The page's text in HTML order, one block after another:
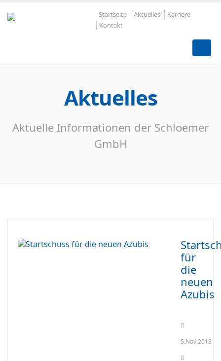
Startseite Aktuelles
Karriere
Kontakt
Aktuelles
Aktuelle Informationen der Schloemer
GmbH
für
die
neuen
Azubis
5.Nov.2018